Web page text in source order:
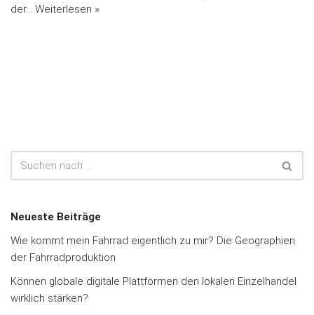
der… Weiterlesen »
Neueste Beiträge
Wie kommt mein Fahrrad eigentlich zu mir? Die Geographien
der Fahrradproduktion
Können globale digitale Plattformen den lokalen Einzelhandel
wirklich stärken?